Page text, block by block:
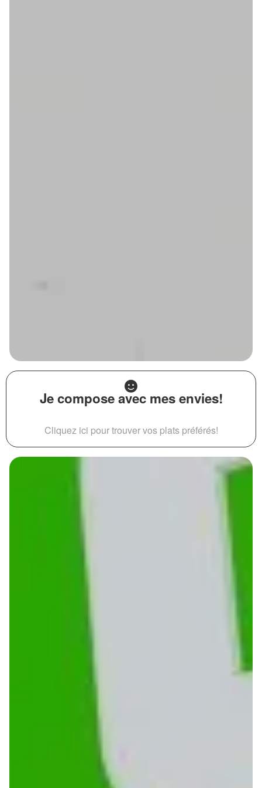
Je compose avec mes envies!
Cliquez ici pour trouver vos plats préférés!